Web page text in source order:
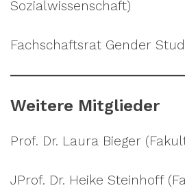
Sozialwissenschaft)
Fachschaftsrat Gender
Weitere Mitglieder
Prof. Dr. Laura Bieger
JProf. Dr. Heike Steinhoff